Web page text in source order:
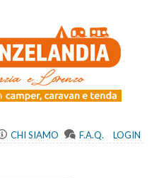
CHI SIAMO F.A.Q. LOGIN